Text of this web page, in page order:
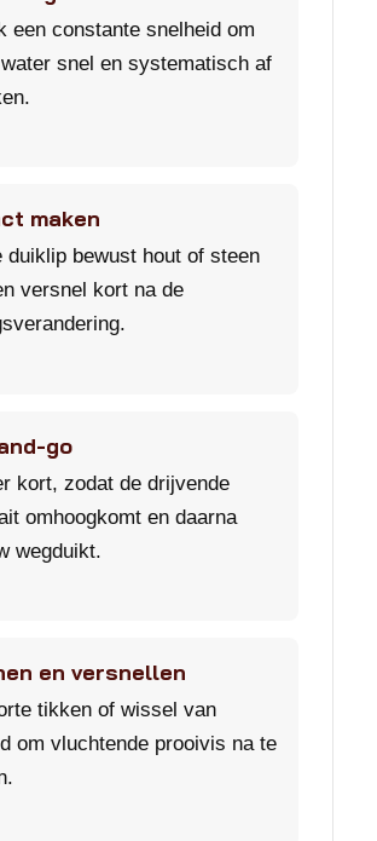
een constante snelheid om
snel en systematisch af
maken
duiklip bewust hout of steen
versnel kort na de
go
kort, zodat de drijvende
omhoogkomt en daarna
wegduikt.
en versnellen
tikken of wissel van
om vluchtende prooivis na te